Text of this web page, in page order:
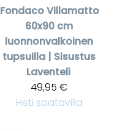
FondacoVillamatto
60x90 cm
luonnonvalkoinen
tupsuilla | Sisustus
Laventeli
49,95 €
Heti saatavilla